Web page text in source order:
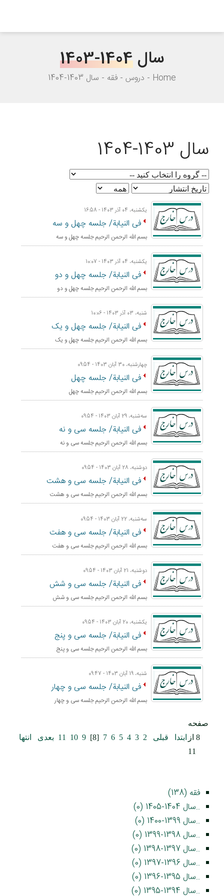
سال1403-1404
Home دروس فقه سال 1403-1404
سال 1403-1404
یکشنبه، 04 آذر 1403 - 16:58
فی النیابة/ جلسه چهل و سه
بسم الله الرحمن الرحيم جلسه چهل و سه
یکشنبه، 04 آذر 1403 - 10:07
فی النیابة/ جلسه چهل و دو
بسم الله الرحمن الرحيم جلسه چهل و دو
شنبه، 03 آذر 1403 - 10:06
فی النیابة/ جلسه چهل و یک
بسم الله الرحمن الرحيم جلسه چهل و یک
چهارشنبه، 30 آبان 1403 - 09:54
فی النیابة/ جلسه چهل
بسم الله الرحمن الرحيم جلسه چهل
ﺳﻪشنبه، 29 آبان 1403 - 09:54
فی النیابة/ جلسه سی و نه
بسم الله الرحمن الرحيم جلسه سی و نه
دوشنبه، 28 آبان 1403 - 09:54
فی النیابة/ جلسه سی و هشت
بسم الله الرحمن الرحيم جلسه سی و هشت
ﺳﻪشنبه، 22 آبان 1403 - 09:54
فی النیابة/ جلسه سی و هفت
بسم الله الرحمن الرحيم جلسه سی و هفت
دوشنبه، 21 آبان 1403 - 09:54
فی النیابة/ جلسه سی و شش
بسم الله الرحمن الرحيم جلسه سی و شش
یکشنبه، 20 آبان 1403 - 09:54
فی النیابة/ جلسه سی و پنج
بسم الله الرحمن الرحيم جلسه سی و پنج
شنبه، 19 آبان 1403 - 09:47
فی النیابة/ جلسه سی و چهار
بسم الله الرحمن الرحيم جلسه سی و چهار
صفحه
8 از
11
ابتدا قبلی 2
3
4
5
6
7
[8]
9
10
11 بعدی انتها
فقه (138)
..سال 1404-1405 (0)
..سال 1399-1400 (0)
..سال 1398-1399 (0)
..سال 1397-1398 (0)
..سال 1396-1397 (0)
..سال 1395-1396 (0)
..سال 1394-1395 (0)